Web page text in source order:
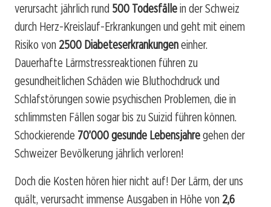
verursacht jährlich rund 500 Todesfällein der Schweiz
durch Herz-Kreislauf-Erkrankungen und geht mit einem
Risiko von 2500 Diabeteserkrankungeneinher.
Dauerhafte Lärmstressreaktionen führen zu
gesundheitlichen Schäden wie Bluthochdruck und
Schlafstörungen sowie psychischen Problemen, die in
schlimmsten Fällen sogar bis zu Suizid führen können.
Schockierende 70’000 gesunde Lebensjahregehen der
Schweizer Bevölkerung jährlich verloren!
Doch die Kosten hören hier nicht auf! Der Lärm, der uns
quält, verursacht immense Ausgaben in Höhe von 2,6